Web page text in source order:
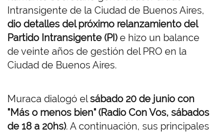
Intransigente de la Ciudad de Buenos Aires,
dio detalles del próximo relanzamiento del
Partido Intransigente (PI)e hizo un balance
de veinte años de gestión del PRO en la
Ciudad de Buenos Aires.
Muraca dialogó elsábado 20 de junio con
"Más o menos bien" (Radio Con Vos, sábados
de 18 a 20hs). A continuación, sus principales